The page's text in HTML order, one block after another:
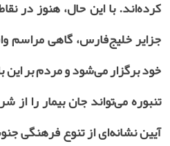
کرده‌اند. با این حال، هنوز در
جزایر خلیج‌فارس، گاهی مراسم
خود برگزار می‌شود و مردم بر این
تنبوره می‌تواند جان بیمار را از
آیین نشانه‌ای از تنوع فرهنگی